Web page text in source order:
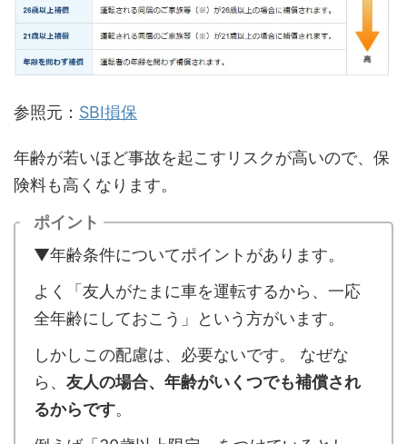
参照元： SBI損保
年齢が若いほど事故を起こすリスクが高いので、保
険料も高くなります。
ポイント
▼年齢条件についてポイントがあります。
よく「友人がたまに車を運転するから、一応
全年齢にしておこう」という方がいます。
しかしこの配慮は、必要ないです。 なぜな
ら、 友人の場合、年齢がいくつでも補償され
るからです。